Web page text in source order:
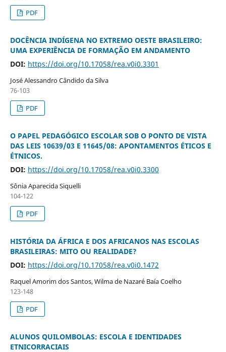
PDF
DOCÊNCIA INDÍGENA NO EXTREMO OESTE BRASILEIRO:
UMA EXPERIÊNCIA DE FORMAÇÃO EM ANDAMENTO
DOI: https://doi.org/10.17058/rea.v0i0.3301
José Alessandro Cândido da Silva
76-103
PDF
O PAPEL PEDAGÓGICO ESCOLAR SOB O PONTO DE VISTA
DAS LEIS 10639/03 E 11645/08: APONTAMENTOS ÉTICOS E
ÉTNICOS.
DOI: https://doi.org/10.17058/rea.v0i0.3300
Sônia Aparecida Siquelli
104-122
PDF
HISTÓRIA DA ÁFRICA E DOS AFRICANOS NAS ESCOLAS
BRASILEIRAS: MITO OU REALIDADE?
DOI: https://doi.org/10.17058/rea.v0i0.1472
Raquel Amorim dos Santos, Wilma de Nazaré Baía Coelho
123-148
PDF
ALUNOS QUILOMBOLAS: ESCOLA E IDENTIDADES
ETNICORRACIAIS